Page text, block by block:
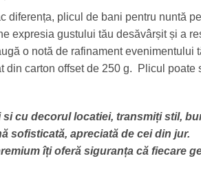
diferența, plicul de bani pentru nuntă
expresia gustului tău desăvârșit și a
o notă de rafinament
din carton offset de 250 g. Plicul
cu decorul locatiei, transmiți stil,
sofisticată, apreciată de cei din jur.
îți oferă siguranța că fiecare